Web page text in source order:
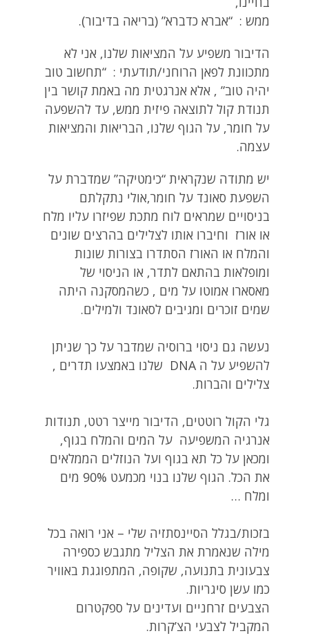
ממש : “אברא כדברא” (בריאה בדיבור).
הדיבור משפיע על המציאות שלנו, אני לא
מתכוונת לפאן הרוחני/תודעתי : “תחשוב טוב
יהיה טוב” , אלא אנרגטית מה באמת קושר בין
תנודת קול לתוצאה פיזית ממש, עד להשפעה
על חומר, על הגוף שלנו, הבריאות והמציאות
עצמה.
יש מתודה שנקראית “כימטיקה” שמדברת על
השפעת סאונד על חומר,אולי נתקלתם
בניסויים שמראים לוח מתכת שפיזרו עליו מלח
או אורז וחיברו אותו לצלילים בהרצים שונים
והמלח או האורז הסתדרו בצורות שונות
ומופלאות בהתאם לתדר, או הניסוי של
מאסארו אמוטו על מים , כשהמסקנה היתה
שמים זוכרים ומגיבים לסאונד ולמילים.
נעשה גם ניסוי ברוסיה שמדבר על כך שניתן
להשפיע על ה DNA שלנו באמצעו תדרים ,
צלילים והברות.
גלי הקול רוטטים, הדיבור מייצר רטט, תנודות
אנרגיה המשפיעה על המים והמלח בגוף,
ומכאן על כל תא בגוף ועל הנוזלים הממלאים
את הכל. הגוף שלנו בנוי מכמעט 90% מים
ומלח …
בזכות/בגלל הסיינסתזיה שלי – אני רואה בכל
מילה שנאמרת את הצליל מתגבש כספירה
צבעונית בתנועה, שקופה, המתפוגגת באוויר
כמו עשן סיגריות.
הצבעים זרחניים ועדינים על ספקטרום
המקביל לצבעי הצ’קרות.